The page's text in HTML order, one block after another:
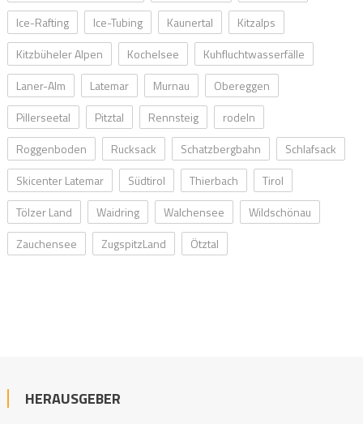
Ice-Rafting
Ice-Tubing Kaunertal
Kitzalps
Kitzbüheler Alpen
Kochelsee
Kuhfluchtwasserfälle
Laner-Alm
Latemar Murnau
Obereggen
Pillerseetal
Pitztal Rennsteig
rodeln
Roggenboden
Rucksack Schatzbergbahn
Schlafsack
Skicenter Latemar
Südtirol Thierbach
Tirol
Tölzer Land
Waidring Walchensee
Wildschönau
Zauchensee
ZugspitzLand Ötztal
HERAUSGEBER